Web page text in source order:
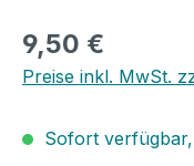
9,50 €
Preise inkl. MwSt.
Sofort